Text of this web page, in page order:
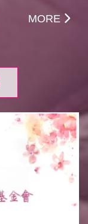
MORE